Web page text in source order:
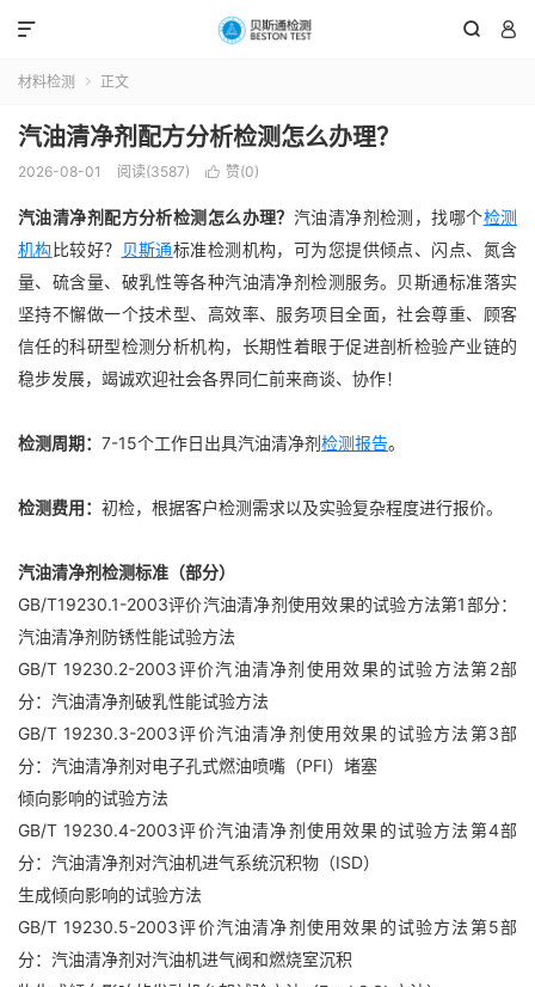
 

材料检测  正文
汽油清净剂配方分析检测怎么办理？
2026-08-01 阅读(3587)  赞(0)
汽油清净剂配方分析检测怎么办理？ 汽油清净剂检测，找哪个检测
机构比较好？ 贝斯通标准检测机构，可为您提供倾点、闪点、氮含
量、硫含量、破乳性等各种汽油清净剂检测服务。贝斯通标准落实
坚持不懈做一个技术型、高效率、服务项目全面，社会尊重、顾客
信任的科研型检测分析机构，长期性着眼于促进剖析检验产业链的
稳步发展，竭诚欢迎社会各界同仁前来商谈、协作！
检测周期： 7-15个工作日出具汽油清净剂检测报告。
检测费用： 初检，根据客户检测需求以及实验复杂程度进行报价。
汽油清净剂检测标准（部分）
GB/T19230.1-2003评价汽油清净剂使用效果的试验方法第1部分：
汽油清净剂防锈性能试验方法
GB/T 19230.2-2003评价汽油清净剂使用效果的试验方法第2部
分：汽油清净剂破乳性能试验方法
GB/T 19230.3-2003评价汽油清净剂使用效果的试验方法第3部
分：汽油清净剂对电子孔式燃油喷嘴（PFI）堵塞
倾向影响的试验方法
GB/T 19230.4-2003评价汽油清净剂使用效果的试验方法第4部
分：汽油清净剂对汽油机进气系统沉积物（ISD）
生成倾向影响的试验方法
GB/T 19230.5-2003评价汽油清净剂使用效果的试验方法第5部
分：汽油清净剂对汽油机进气阀和燃烧室沉积